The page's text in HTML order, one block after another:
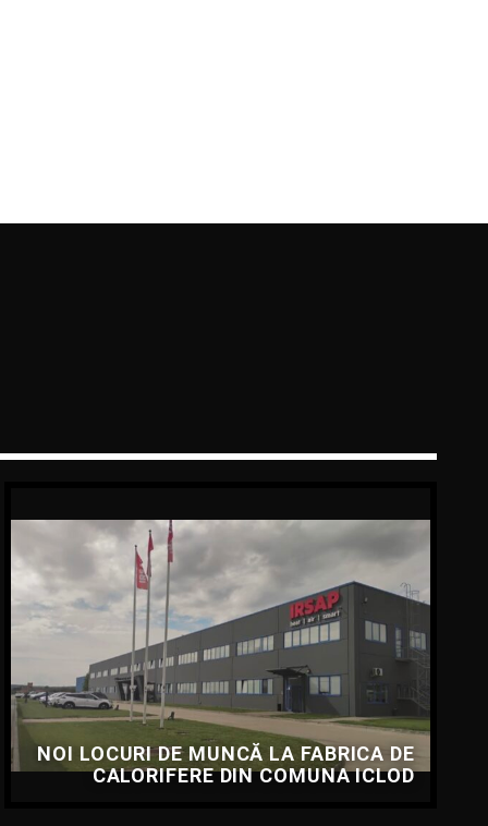
NOI LOCURI DE MUNCĂ LA FABRICA DE
CALORIFERE DIN COMUNA ICLOD